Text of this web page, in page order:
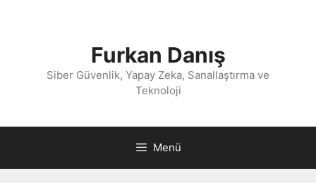
Furkan Danış
Siber Güvenlik, Yapay Zeka, Sanallaştırma ve
Teknoloji
Menü